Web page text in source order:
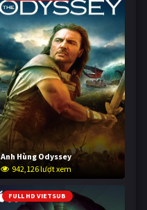
Anh Hùng Odyssey
942,126 lượt xem
FULL HD VIETSUB